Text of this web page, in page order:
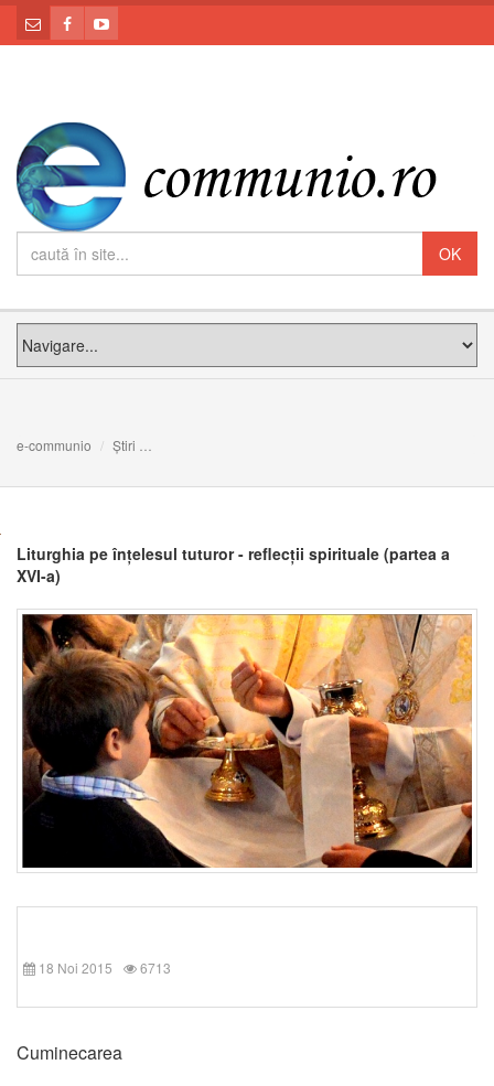
e-communio Știri
Liturghia pe înțelesul tuturor - reflecții spirituale (partea a
XVI-a)
18 Noi 2015 6713
Cuminecarea